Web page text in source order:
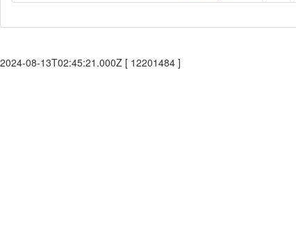
2024-08-13T02:45:21.000Z [ 12201484 ]